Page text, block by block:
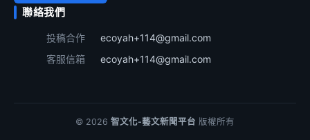
聯絡我們
投稿合作
ecoyah+114@gmail.com
客服信箱
ecoyah+114@gmail.com
© 2026 智文化-藝文新聞平台 版權所有